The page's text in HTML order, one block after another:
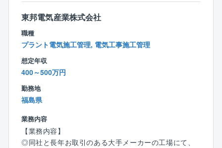
■定年制度
定年60歳（再雇用65歳）
働く意欲がある方に関しては、相談のうえ65歳を超え
てもご就業いただいている方もいらっしゃいます。
同社には、現在70代でご活躍されている方もいます。
東邦電気産業株式会社
職種
プラント電気施工管理, 電気工事施工管理
想定年収
400～500万円
勤務地
福島県
業務内容
【業務内容】
◎同社と長年お取引のある大手メーカーの工場にて、